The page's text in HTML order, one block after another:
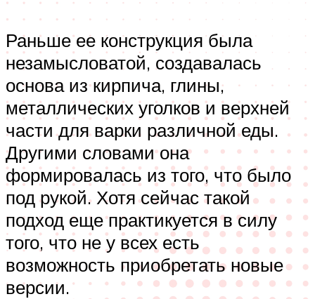
Раньше ее конструкция была
незамысловатой, создавалась
основа из кирпича, глины,
металлических уголков и верхней
части для варки различной еды.
Другими словами она
формировалась из того, что было
под рукой. Хотя сейчас такой
подход еще практикуется в силу
того, что не у всех есть
возможность приобретать новые
версии.